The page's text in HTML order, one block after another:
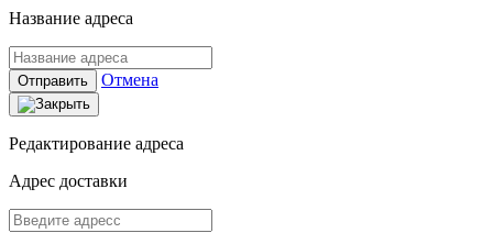
Название адреса
Отправить Отмена
Редактирование адреса
Адрес доставки